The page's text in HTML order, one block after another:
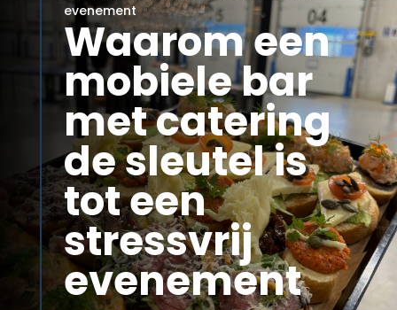
evenement
Waarom een
​​mobiele bar
met catering
de sleutel is
tot een
stressvrij
evenement